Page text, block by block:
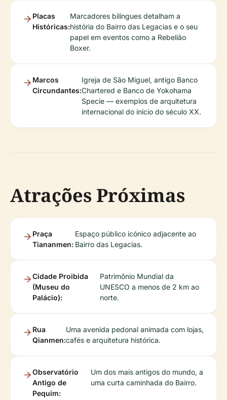
Placas
Históricas:
Marcadores bilíngues detalham a
história do Bairro das Legacias e o seu
papel em eventos como a Rebelião
Boxer.
Marcos
Circundantes:
Igreja de São Miguel, antigo Banco
Chartered e Banco de Yokohama
Specie — exemplos de arquitetura
internacional do início do século XX.
Atrações Próximas
Praça
Tiananmen:
Espaço público icónico adjacente ao
Bairro das Legacias.
Cidade Proibida
(Museu do
Palácio):
Patrimônio Mundial da
UNESCO a menos de 2 km ao
norte.
Rua
Qianmen:
Uma avenida pedonal animada com lojas,
cafés e arquitetura histórica.
Observatório
Antigo de
Pequim:
Um dos mais antigos do mundo, a
uma curta caminhada do Bairro.